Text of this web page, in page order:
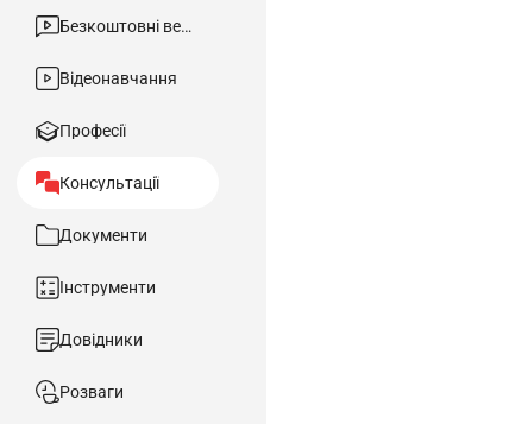
Безкоштовні вебінари
Відеонавчання
Професії
Консультації
Документи
Інструменти
Довідники
Розваги